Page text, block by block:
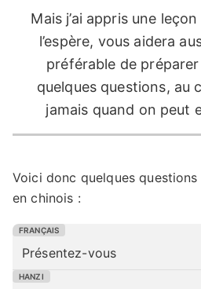
Mais j’ai appris une
l’espère, vous aidera
préférable de
quelques questions, au
jamais quand on peut
Voici donc quelques questions
en chinois :
Présentez-vous